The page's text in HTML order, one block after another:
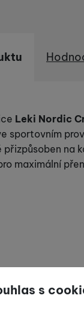
s
Leki Nordic
sportovním
přizpůsoben na
maximální